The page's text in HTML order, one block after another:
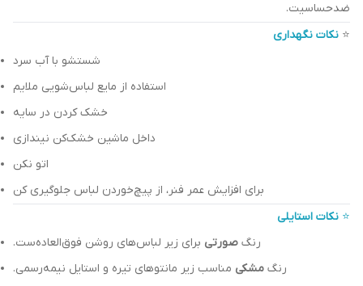
ضدحساسیت.
⭐ نکات نگهداری
شستشو با آب سرد
استفاده از مایع لباس‌شویی ملایم
خشک کردن در سایه
داخل ماشین خشک‌کن نیندازی
اتو نکن
برای افزایش عمر فنر، از پیچ‌خوردن لباس جلوگیری کن
⭐ نکات استایلی
رنگ صورتی برای زیر لباس‌های روشن فوق‌العاده‌ست.
رنگ مشکی مناسب زیر مانتوهای تیره و استایل نیمه‌رسمی.